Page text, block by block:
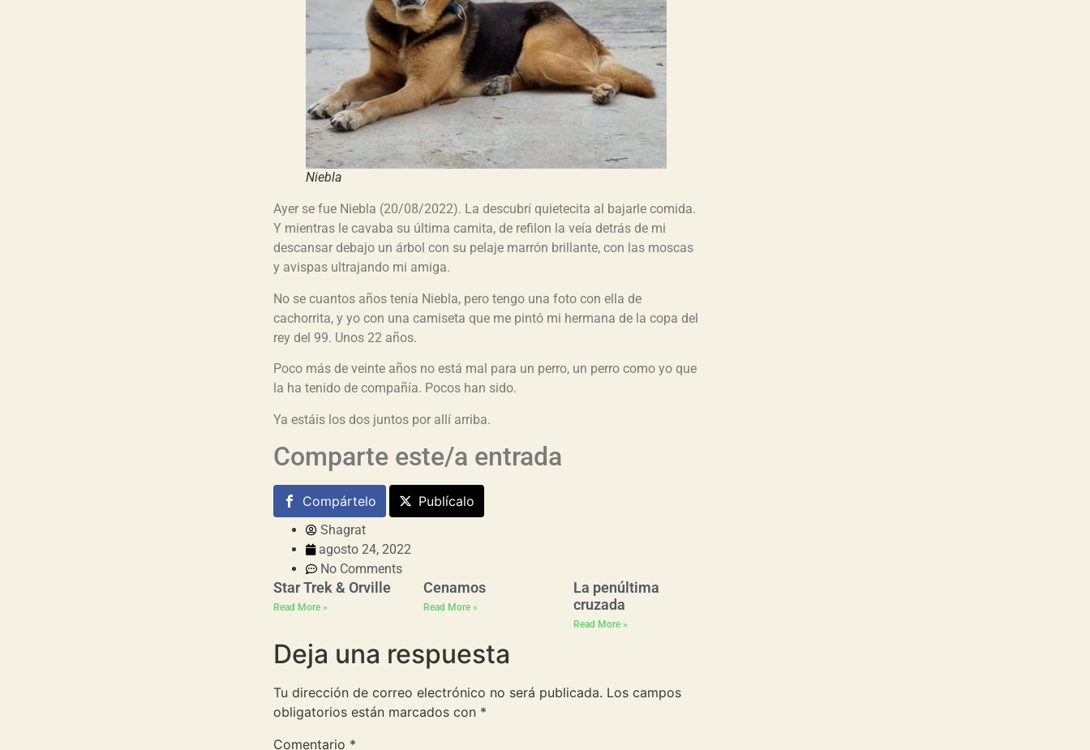
Niebla
Ayer se fue Niebla (20/08/2022). La descubrí quietecita al bajarle comida.
Y mientras le cavaba su última camita, de refilon la veía detrás de mi
descansar debajo un árbol con su pelaje marrón brillante, con las moscas
y avispas ultrajando mi amiga.
No se cuantos años tenía Niebla, pero tengo una foto con ella de
cachorrita, y yo con una camiseta que me pintó mi hermana de la copa del
rey del 99. Unos 22 años.
Poco más de veinte años no está mal para un perro, un perro como yo que
la ha tenido de compañía. Pocos han sido.
Ya estáis los dos juntos por allí arriba.
Comparte este/a entrada
Compártelo Publícalo
Shagrat
agosto 24, 2022
No Comments
Star Trek & Orville
Read More »
Cenamos
Read More »
La penúltima
cruzada
Read More »
Deja una respuesta
Tu dirección de correo electrónico no será publicada. Los campos
obligatorios están marcados con *
Comentario *